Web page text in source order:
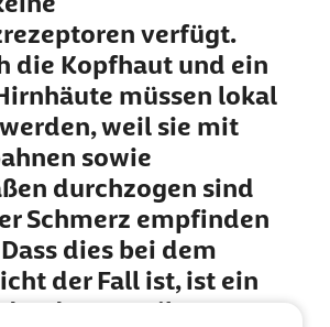
verfügt.
die Kopfhaut und ein
müssen lokal
weil sie mit
sowie
durchzogen sind
Schmerz empfinden
dies bei dem
der Fall ist, ist ein
Vorteil zum